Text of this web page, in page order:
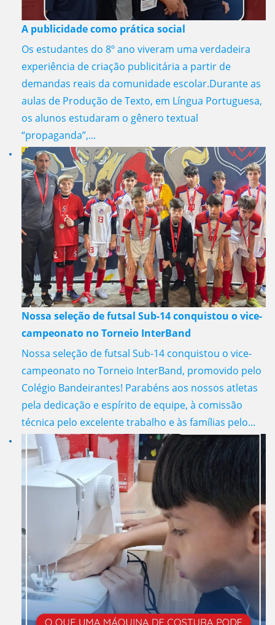
A publicidade como prática social
Os estudantes do 8º ano viveram uma verdadeira
experiência de criação publicitária a partir de
demandas reais da comunidade escolar.Durante as
aulas de Produção de Texto, em Língua Portuguesa,
os alunos estudaram o gênero textual
“propaganda”,...
Nossa seleção de futsal Sub-14 conquistou o vice-
campeonato no Torneio InterBand
Nossa seleção de futsal Sub-14 conquistou o vice-
campeonato no Torneio InterBand, promovido pelo
Colégio Bandeirantes! Parabéns aos nossos atletas
pela dedicação e espírito de equipe, à comissão
técnica pelo excelente trabalho e às famílias pelo...